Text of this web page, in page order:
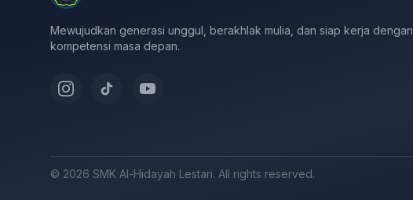
Mewujudkan generasi unggul, berakhlak mulia, dan siap kerja dengan
kompetensi masa depan.
© 2026 SMK Al-Hidayah Lestari. All rights reserved.